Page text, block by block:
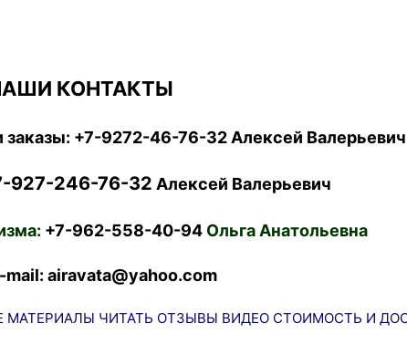
КОНТАКТЫ
заказы: +7-9272-46-76-32 Алексей Валерьевич
927-246-76-32 Алексей Валерьевич
+7-962-558-40-94Ольга Анатольевна
mail: airavata@yahoo.com
МАТЕРИАЛЫ ЧИТАТЬ ОТЗЫВЫ ВИДЕО СТОИМОСТЬ И